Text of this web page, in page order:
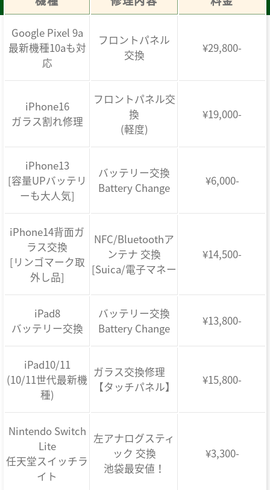
Google Pixel 9a
最新機種10aも対
応
フロントパネル
交換
¥29,800-
iPhone16
ガラス割れ修理
フロントパネル交
換
(軽度)
¥19,000-
iPhone13
[容量UPバッテリ
ーも大人気]
バッテリー交換
Battery Change
¥6,000-
iPhone14背面ガ
ラス交換
[リンゴマーク取
外し品]
NFC/Bluetoothア
ンテナ 交換
[Suica/電子マネー
¥14,500-
iPad8
バッテリー交換
バッテリー交換
Battery Change
¥13,800-
iPad10/11
(10/11世代最新機
種)
ガラス交換修理
【タッチパネル】
¥15,800-
Nintendo Switch
Lite
任天堂スイッチラ
イト
左アナログスティ
ック 交換
池袋最安値！
¥3,300-